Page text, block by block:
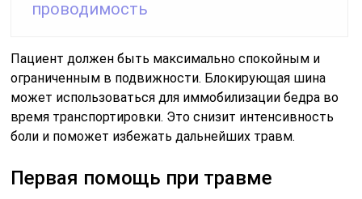
проводимость
Пациент должен быть максимально спокойным и
ограниченным в подвижности. Блокирующая шина
может использоваться для иммобилизации бедра во
время транспортировки. Это снизит интенсивность
боли и поможет избежать дальнейших травм.
Первая помощь при травме